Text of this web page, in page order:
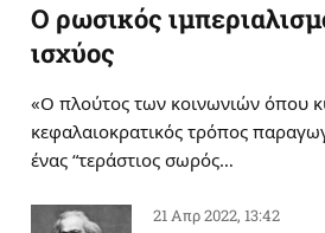
Ο ρωσικός
ισχύος
«Ο πλούτος των κοινωνιών όπου
κεφαλαιοκρατικός τρόπος
ένας “τεράστιος σωρός…
21 Απρ 2022, 13:42